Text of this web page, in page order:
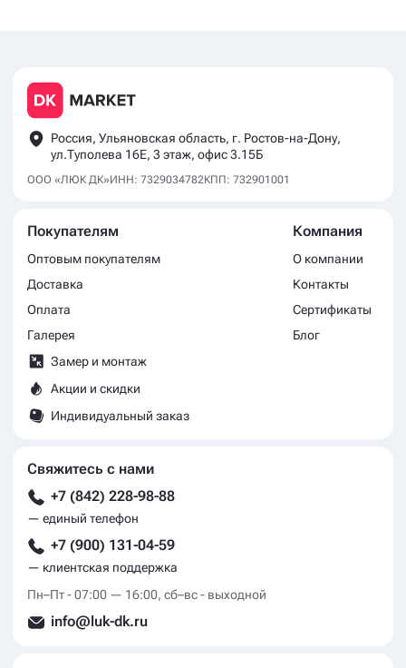
Россия, Ульяновская область, г. Ростов-на-Дону,
ул.Туполева 16Е, 3 этаж, офис 3.15Б
ООО «ЛЮК ДК»ИНН: 7329034782КПП: 732901001
Покупателям
Оптовым покупателям
Доставка
Оплата
Галерея
Замер и монтаж
Акции и скидки
Индивидуальный заказ
Компания
О компании
Контакты
Сертификаты
Блог
Свяжитесь с нами
+7 (842) 228-98-88
— единый телефон
+7 (900) 131-04-59
— клиентская поддержка
Пн–Пт - 07:00 — 16:00, сб–вс - выходной
info@luk-dk.ru